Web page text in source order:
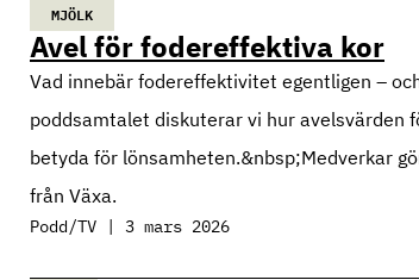
MJÖLK
Avel för fodereffektiva kor
Vad innebär fodereffektivitet egentligen –
poddsamtalet diskuterar vi hur avelsvärden
betyda för lönsamheten.&nbsp;Medverkar
från Växa.
Podd/TV | 3 mars 2026